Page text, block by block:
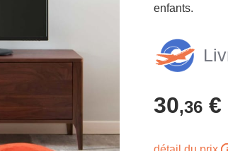
enfants.
30,36 €